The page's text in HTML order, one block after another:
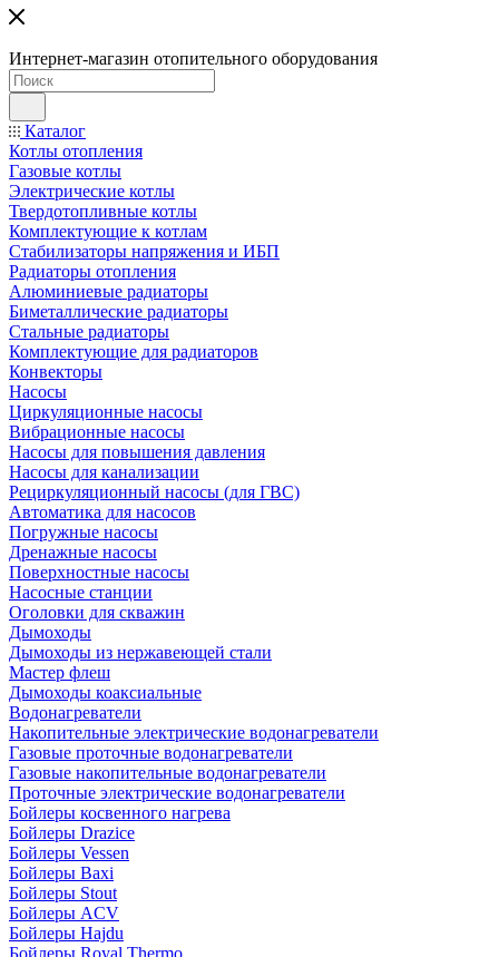
Интернет-магазин отопительного оборудования
Каталог
Котлы отопления
Газовые котлы
Электрические котлы
Твердотопливные котлы
Комплектующие к котлам
Стабилизаторы напряжения и ИБП
Радиаторы отопления
Алюминиевые радиаторы
Биметаллические радиаторы
Стальные радиаторы
Комплектующие для радиаторов
Конвекторы
Насосы
Циркуляционные насосы
Вибрационные насосы
Насосы для повышения давления
Насосы для канализации
Рециркуляционный насосы (для ГВС)
Автоматика для насосов
Погружные насосы
Дренажные насосы
Поверхностные насосы
Насосные станции
Оголовки для скважин
Дымоходы
Дымоходы из нержавеющей стали
Мастер флеш
Дымоходы коаксиальные
Водонагреватели
Накопительные электрические водонагреватели
Газовые проточные водонагреватели
Газовые накопительные водонагреватели
Проточные электрические водонагреватели
Бойлеры косвенного нагрева
Бойлеры Drazice
Бойлеры Vessen
Бойлеры Baxi
Бойлеры Stout
Бойлеры ACV
Бойлеры Hajdu
Бойлеры Royal Thermo